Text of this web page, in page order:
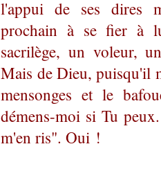
l'appui de ses dires
prochain à se fier à
sacrilège, un voleur,
Mais de Dieu, puisqu'il
mensonges et le
démens-moi si Tu
m'en ris". Oui !